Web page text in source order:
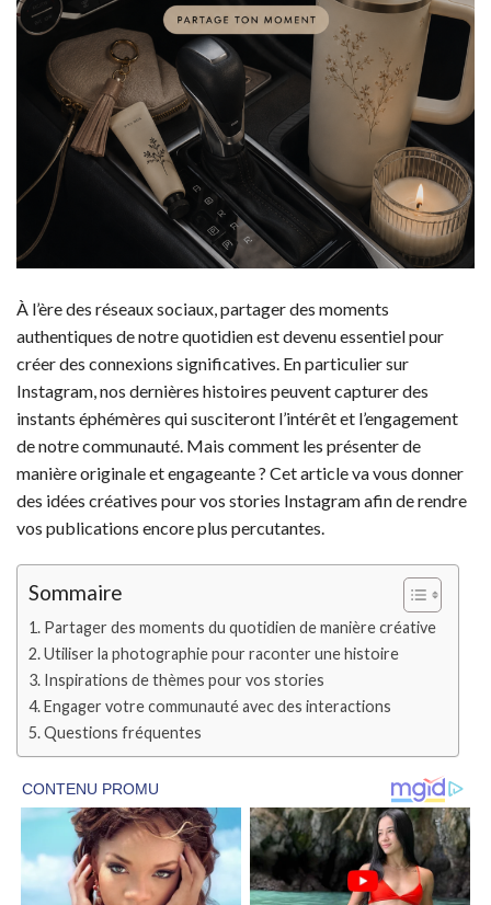
À l’ère des réseaux sociaux, partager des moments
authentiques de notre quotidien est devenu essentiel pour
créer des connexions significatives. En particulier sur
Instagram, nos dernières histoires peuvent capturer des
instants éphémères qui susciteront l’intérêt et l’engagement
de notre communauté. Mais comment les présenter de
manière originale et engageante ? Cet article va vous donner
des idées créatives pour vos stories Instagram afin de rendre
vos publications encore plus percutantes.
Sommaire
Partager des moments du quotidien de manière créative
Utiliser la photographie pour raconter une histoire
Inspirations de thèmes pour vos stories
Engager votre communauté avec des interactions
Questions fréquentes